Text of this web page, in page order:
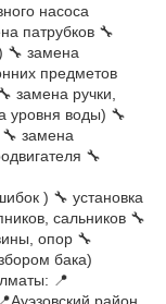
насоса
патрубков 🔧
🔧 замена
предметов
замена ручки,
уровня воды) 🔧
замена
🔧
) 🔧 установка
сальников 🔧
опор 🔧
бака)
📍
район